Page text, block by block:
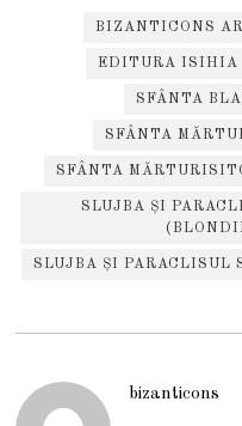
BIZANTICONS
EDITURA ISIHIA
SFÂNTA
SFÂNTA
SFÂNTA
SLUJBA ȘI
SLUJBA ȘI
bizanticons